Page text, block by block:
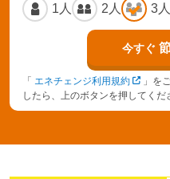
1人
2人 3人
今すぐ
「 エネチェンジ利用規約
」を
したら、上のボタンを押してくだ